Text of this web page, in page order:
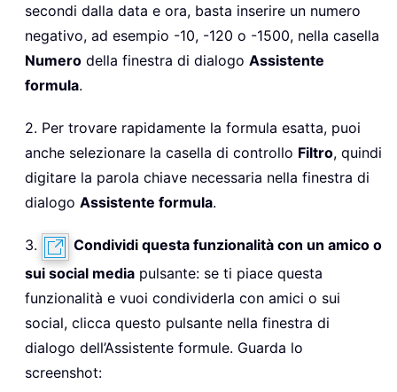
secondi dalla data e ora, basta inserire un numero
negativo, ad esempio -10, -120 o -1500, nella casella
Numero della finestra di dialogo Assistente
formula.
2. Per trovare rapidamente la formula esatta, puoi
anche selezionare la casella di controllo Filtro, quindi
digitare la parola chiave necessaria nella finestra di
dialogo Assistente formula.
3.
Condividi questa funzionalità con un amico o
sui social media pulsante: se ti piace questa
funzionalità e vuoi condividerla con amici o sui
social, clicca questo pulsante nella finestra di
dialogo dell’Assistente formule. Guarda lo
screenshot: